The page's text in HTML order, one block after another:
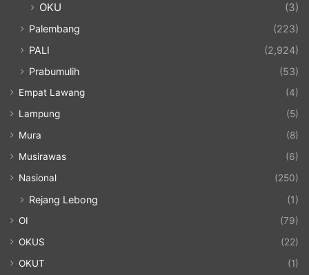
OKU (3)
Palembang
(223)
PALI
(2,924)
Prabumulih
(53)
Empat Lawang
(4)
Lampung
(5)
Mura
(8)
Musirawas
(6)
Nasional
(250)
Rejang Lebong (1)
OI
(79)
OKUS
(22)
OKUT
(1)